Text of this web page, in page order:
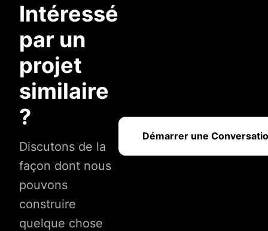
Intéressé
par un
projet
similaire
?
Discutons de la
façon dont nous
pouvons
construire
quelque chose
Démarrer une